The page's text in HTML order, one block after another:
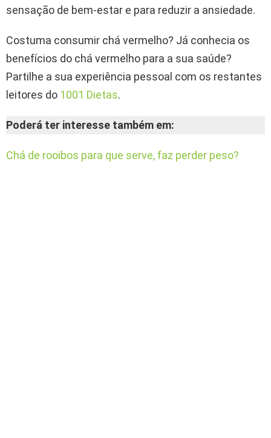
sensação de bem-estar e para reduzir a ansiedade.
Costuma consumir chá vermelho? Já conhecia os
benefícios do chá vermelho para a sua saúde?
Partilhe a sua experiência pessoal com os restantes
leitores do 1001 Dietas.
Poderá ter interesse também em:
Chá de rooibos para que serve, faz perder peso?